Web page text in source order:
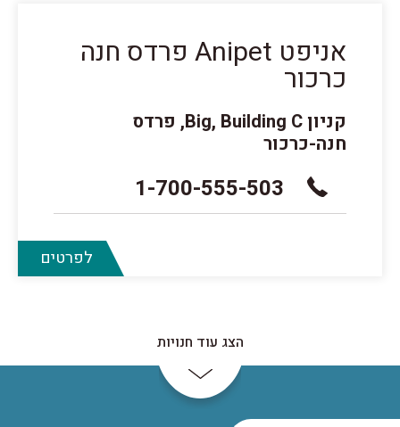
אניפט Anipet פרדס חנה
כרכור
קניון Big, Building C, פרדס
חנה-כרכור
1-700-555-503
לפרטים
הצג עוד חנויות